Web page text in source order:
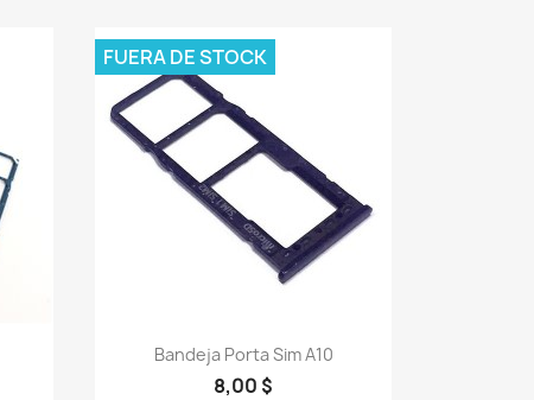
Vista rápida
Bandeja Porta Sim A10
8,00 $
FUERA DE STOCK